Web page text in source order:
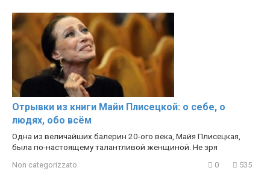
Отрывки из книги Майи Плисецкой: о себе, о
людях, обо всём
Одна из величайших балерин 20-ого века, Майя Плисецкая,
была по-настоящему талантливой женщиной. Не зря
Non categorizzato 0 535